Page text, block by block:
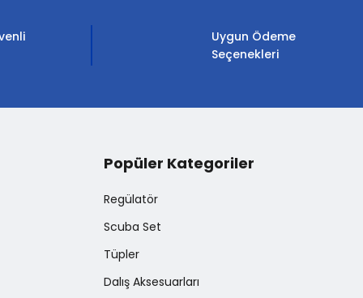
Uygun Ödeme
Seçenekleri
Popüler Kategoriler
Regülatör
Scuba Set
Tüpler
Dalış Aksesuarları